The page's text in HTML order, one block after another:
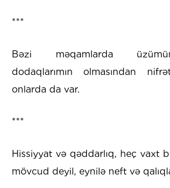
***
Bəzi məqamlarda
dodaqlarımın olmasından
onlarda da var.
***
Hissiyyat və qəddarlıq, heç vaxt
mövcud deyil, eynilə neft və